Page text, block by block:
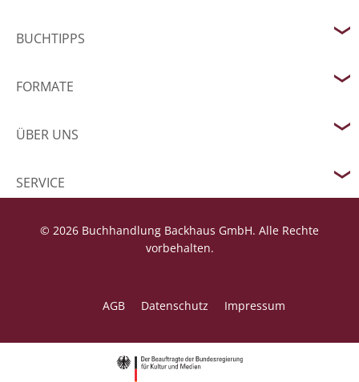
BUCHTIPPS
FORMATE
ÜBER UNS
SERVICE
© 2026 Buchhandlung Backhaus GmbH. Alle Rechte
vorbehalten.
AGB Datenschutz Impressum